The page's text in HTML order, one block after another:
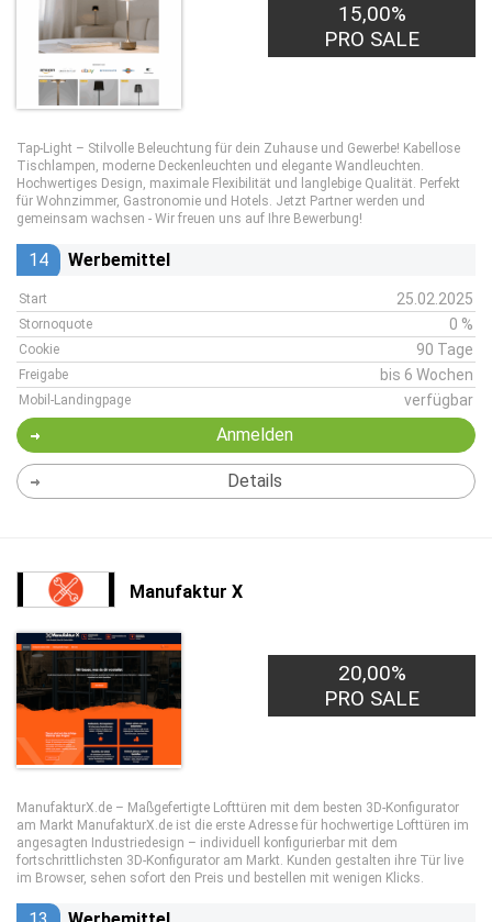
15,00%
PRO SALE
Tap-Light – Stilvolle Beleuchtung für dein Zuhause und Gewerbe! Kabellose
Tischlampen, moderne Deckenleuchten und elegante Wandleuchten.
Hochwertiges Design, maximale Flexibilität und langlebige Qualität. Perfekt
für Wohnzimmer, Gastronomie und Hotels. Jetzt Partner werden und
gemeinsam wachsen - Wir freuen uns auf Ihre Bewerbung!
14 Werbemittel
Start 25.02.2025
Stornoquote 0 %
Cookie 90 Tage
Freigabe bis 6 Wochen
Mobil-Landingpage verfügbar
Anmelden
Details
Manufaktur X
20,00%
PRO SALE
ManufakturX.de – Maßgefertigte Lofttüren mit dem besten 3D-Konfigurator
am Markt ManufakturX.de ist die erste Adresse für hochwertige Lofttüren im
angesagten Industriedesign – individuell konfigurierbar mit dem
fortschrittlichsten 3D-Konfigurator am Markt. Kunden gestalten ihre Tür live
im Browser, sehen sofort den Preis und bestellen mit wenigen Klicks.